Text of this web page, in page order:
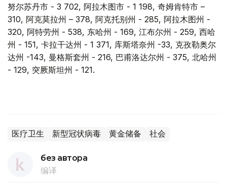
努尔苏丹市 - 3 702, 阿拉木图市 - 1 198, 奇姆肯特市 –
310, 阿克莫拉州 – 378, 阿克托别州 - 285, 阿拉木图州 -
320, 阿特劳州 - 538, 东哈州 - 169, 江布尔州 - 259, 西哈
州 - 151, 卡拉干达州 - 1 371, 库斯塔奈州 -33, 克孜勒奥尔
达州 -143, 曼格斯套州 - 216, 巴甫洛达尔州 - 375, 北哈州
- 129, 突厥斯坦州 - 121.
医疗卫生 新型冠状病毒 黄金储备 社会
без автора
编译